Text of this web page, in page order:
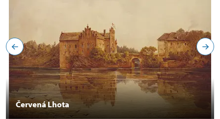
Červená Lhota